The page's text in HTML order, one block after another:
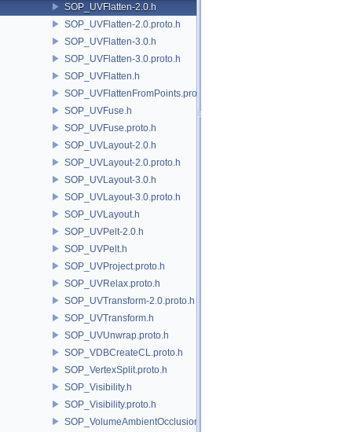
SOP_UVFlatten-2.0.h
SOP_UVFlatten-2.0.proto.h
SOP_UVFlatten-3.0.h
SOP_UVFlatten-3.0.proto.h
SOP_UVFlatten.h
SOP_UVFlattenFromPoints.proto.h
SOP_UVFuse.h
SOP_UVFuse.proto.h
SOP_UVLayout-2.0.h
SOP_UVLayout-2.0.proto.h
SOP_UVLayout-3.0.h
SOP_UVLayout-3.0.proto.h
SOP_UVLayout.h
SOP_UVPelt-2.0.h
SOP_UVPelt.h
SOP_UVProject.proto.h
SOP_UVRelax.proto.h
SOP_UVTransform-2.0.proto.h
SOP_UVTransform.h
SOP_UVUnwrap.proto.h
SOP_VDBCreateCL.proto.h
SOP_VertexSplit.proto.h
SOP_Visibility.h
SOP_Visibility.proto.h
SOP_VolumeAmbientOcclusion.proto.h